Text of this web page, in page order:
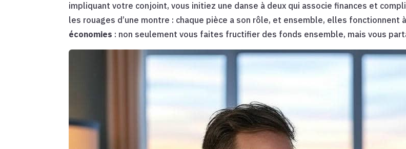
impliquant votre conjoint, vous initiez une danse à deux qui associe finances et
les rouages d’une montre : chaque pièce a son rôle, et ensemble, elles fonctionnent
économies : non seulement vous faites fructifier des fonds ensemble, mais vous